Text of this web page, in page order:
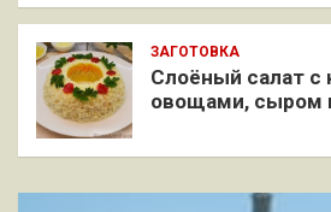
ЗАГОТОВКА
Слоёный салат с
овощами, сыром